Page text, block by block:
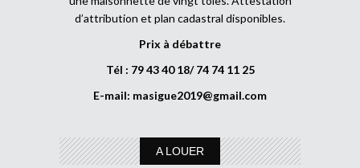
d’attribution et plan cadastral disponibles.
Prix à débattre
Tél : 79 43 40 18/ 74 74 11 25
E-mail: masigue2019@gmail.com
A LOUER